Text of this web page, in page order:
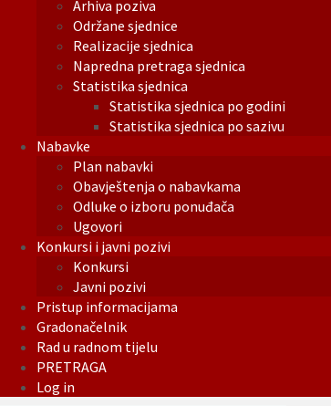
Arhiva poziva
Održane sjednice
Realizacije sjednica
Napredna pretraga sjednica
Statistika sjednica
Statistika sjednica po godini
Statistika sjednica po sazivu
Nabavke
Plan nabavki
Obavještenja o nabavkama
Odluke o izboru ponuđača
Ugovori
Konkursi i javni pozivi
Konkursi
Javni pozivi
Pristup informacijama
Gradonačelnik
Rad u radnom tijelu
PRETRAGA
Log in